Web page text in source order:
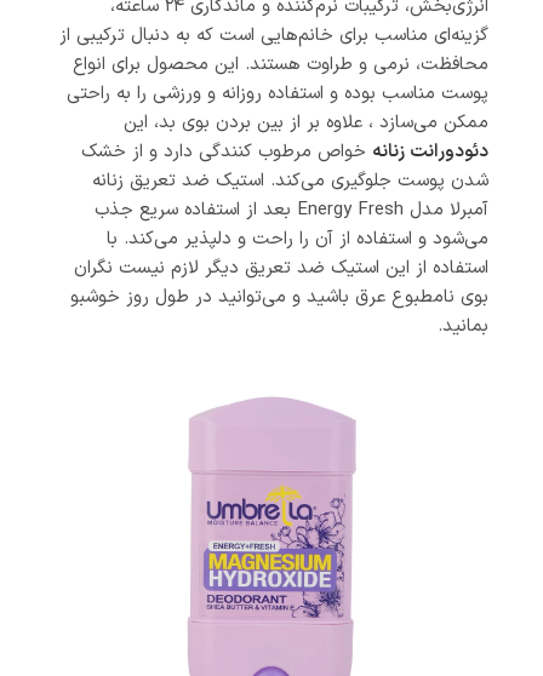
انرژی‌بخش، ترکیبات نرم‌کننده و ماندگاری ۲۴ ساعته،
گزینه‌ای مناسب برای خانم‌هایی است که به دنبال ترکیبی از
محافظت، نرمی و طراوت هستند. این محصول برای انواع
پوست مناسب بوده و استفاده روزانه و ورزشی را به راحتی
ممکن می‌سازد ، علاوه بر از بین بردن بوی بد، این
دئودورانت زنانه خواص مرطوب کنندگی دارد و از خشک
شدن پوست جلوگیری می‌کند. استیک ضد تعریق زنانه
آمبرلا مدل Energy Fresh بعد از استفاده سریع جذب
می‌شود و استفاده از آن را راحت و دلپذیر می‌کند. با
استفاده از این استیک ضد تعریق دیگر لازم نیست نگران
بوی نامطبوع عرق باشید و می‌توانید در طول روز خوشبو
بمانید.